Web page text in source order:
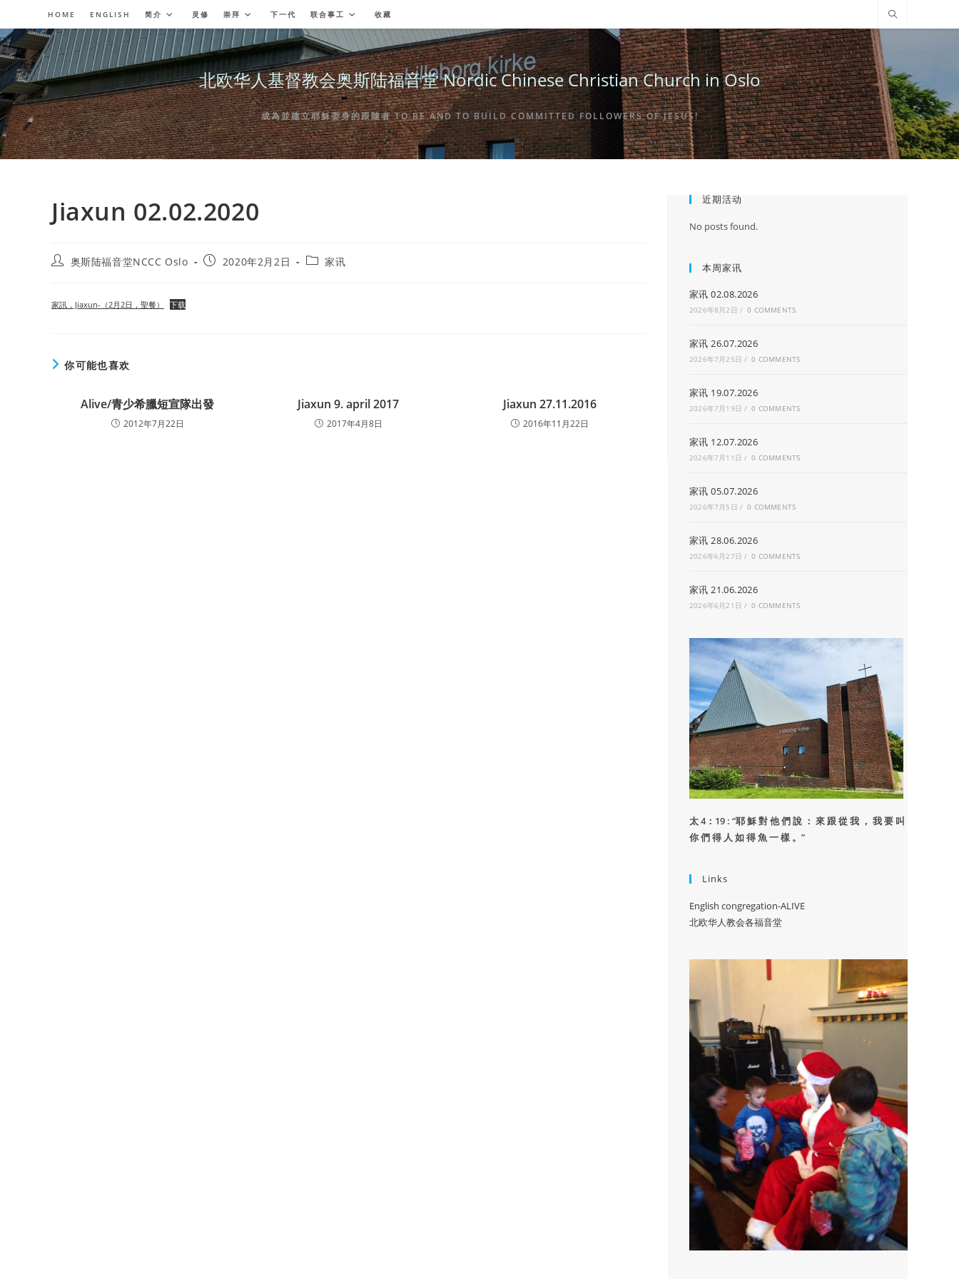
to
content
HOME ENGLISH 简介 灵修 崇拜 下一代 联合事工 收藏
北欧华人基督教会奥斯陆福音堂 Nordic Chinese Christian Church in Oslo
成為並建立耶穌委身的跟隨者 TO BE AND TO BUILD COMMITTED FOLLOWERS OF JESUS!
Jiaxun 02.02.2020
Post奥斯陆福音堂NCCC Oslo
Post2020年2月2日
Post家讯
家訊，Jiaxun-（2月2日，聖餐） 下载
你可能也喜欢
Alive/青少希臘短宣隊出發
2012年7月22日
Jiaxun 9. april 2017
2017年4月8日
Jiaxun 27.11.2016
2016年11月22日
近期活动
No posts found.
本周家讯
家讯 02.08.2026
2026年8月2日 / 0 COMMENTS
家讯 26.07.2026
2026年7月25日 / 0 COMMENTS
家讯 19.07.2026
2026年7月19日 / 0 COMMENTS
家讯 12.07.2026
2026年7月11日 / 0 COMMENTS
家讯 05.07.2026
2026年7月5日 / 0 COMMENTS
家讯 28.06.2026
2026年6月27日 / 0 COMMENTS
家讯 21.06.2026
2026年6月21日 / 0 COMMENTS
太 4：19 : “耶 穌 對 他 們 說 ： 來 跟 從 我 ， 我 要 叫
你 們 得 人 如 得 魚 一 樣 。”
Links
English congregation-ALIVE
北欧华人教会各福音堂